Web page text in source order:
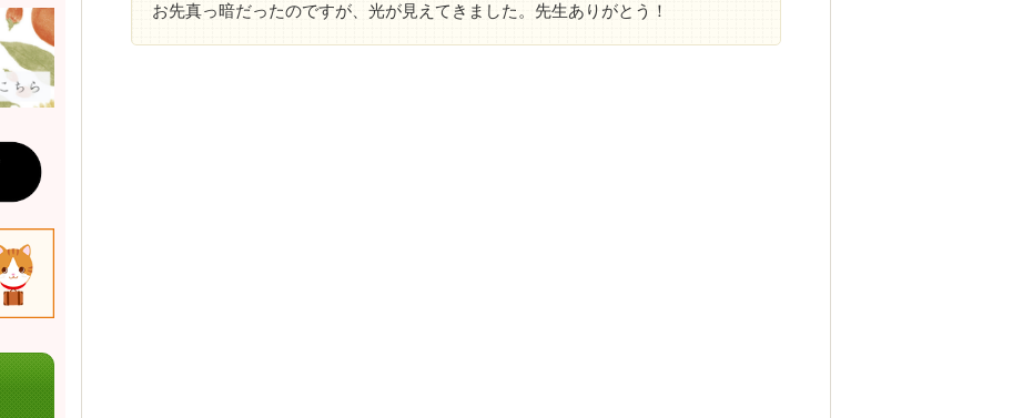
お先真っ暗だったのですが、光が見えてきました。先生ありがとう！